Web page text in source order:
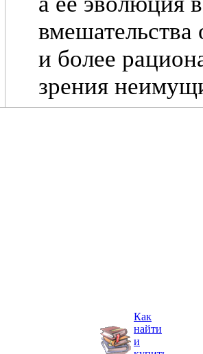
вмешательства
и более
зрения
Как
найти
и